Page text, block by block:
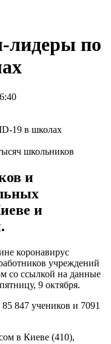
лидеры по
школьников
и
и
коронавирус
учреждений
со ссылкой на данные
9 октября.
847 учеников и 7091
в Киеве (410),